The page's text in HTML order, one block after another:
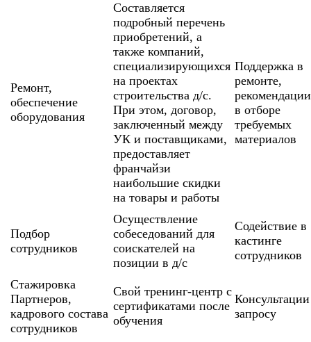
Ремонт,
обеспечение
оборудования
Составляется
подробный перечень
приобретений, а
также компаний,
специализирующихся
на проектах
строительства д/с.
При этом, договор,
заключенный между
УК и поставщиками,
предоставляет
франчайзи
наибольшие скидки
на товары и работы
Поддержка в
ремонте,
в отборе
требуемых
материалов
Подбор
сотрудников
Осуществление
собеседований для
соискателей на
позиции в д/с
Содействие в
кастинге
сотрудников
Стажировка
Партнеров,
кадрового состава
сотрудников
Свой тренинг-центр с
сертификатами после
обучения
запросу